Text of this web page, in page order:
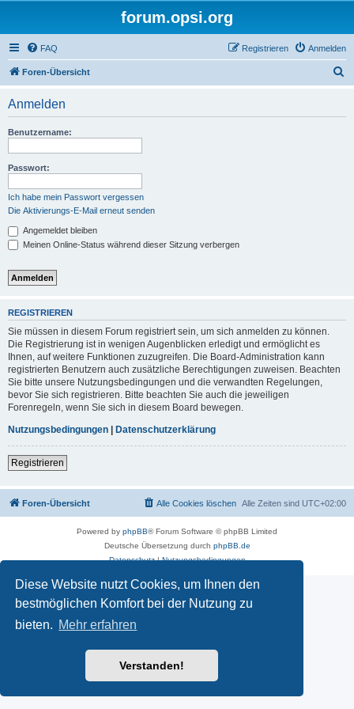
Diese Website nutzt Cookies, um Ihnen den
bestmöglichen Komfort bei der Nutzung zu
bieten. Mehr erfahren
Verstanden!
forum.opsi.org
FAQ Anmelden
Registrieren
Foren-Übersicht
Anmelden
Benutzername:
Passwort:
Ich habe mein Passwort vergessen
Die Aktivierungs-E-Mail erneut senden
Angemeldet bleiben
Meinen Online-Status während dieser Sitzung verbergen
REGISTRIEREN
Sie müssen in diesem Forum registriert sein, um sich anmelden zu können.
Die Registrierung ist in wenigen Augenblicken erledigt und ermöglicht es
Ihnen, auf weitere Funktionen zuzugreifen. Die Board-Administration kann
registrierten Benutzern auch zusätzliche Berechtigungen zuweisen. Beachten
Sie bitte unsere Nutzungsbedingungen und die verwandten Regelungen,
bevor Sie sich registrieren. Bitte beachten Sie auch die jeweiligen
Forenregeln, wenn Sie sich in diesem Board bewegen.
Nutzungsbedingungen | Datenschutzerklärung
Registrieren
Foren-Übersicht Alle Zeiten sind UTC+02:00
Alle Cookies löschen
Powered by phpBB® Forum Software © phpBB Limited
Deutsche Übersetzung durch phpBB.de
Datenschutz|Nutzungsbedingungen